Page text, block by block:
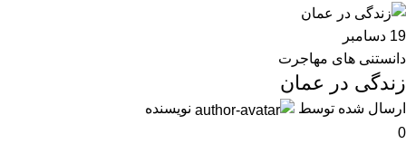
19 دسامبر
دانستنی های مهاجرت
زندگی در عمان
ارسال شده توسط
نویسنده
0